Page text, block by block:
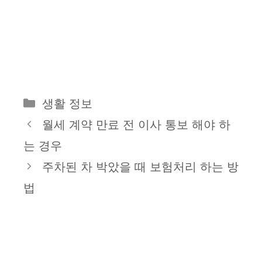
카
테
리
생활 정보
월세 계약 만료 전 이사 통보 해야 하
는 경우
주차된 차 박았을 때 보험처리 하는 방
법